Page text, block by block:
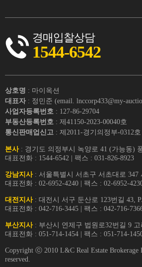
경매입찰상담
1544-6542
상호명 : 마이옥션
대표자 : 정민준 (email. lnccorp433@my-
사업자등록번호 : 127-86-29704
부동산등록번호 : 제41150-2023-00040호
통신판매업신고 : 제2011-경기의정부-0312호
본사: 경기도 의정부시 녹양로 41 (가능동)
대표전화 : 1544-6542 | 팩스 : 031-826-8923
강남지사: 서울특별시 서초구 서초대로 347
대표전화 : 02-6952-4240 | 팩스 : 02-6952-
대전지사: 대전시 서구 둔산로 123번길 43,
대표전화 : 042-716-3445 | 팩스 : 042-716-
부산지사: 부산시 연제구 법원로32번길 9 고
대표전화 : 051-714-1454 | 팩스 : 051-714-
Copyright ⓒ 2010 L&C Real Estate
reserved.